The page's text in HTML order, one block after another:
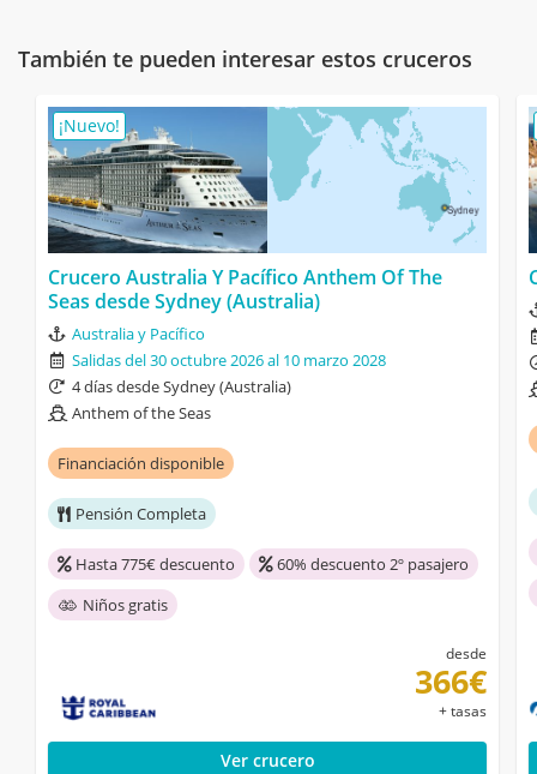
También te pueden interesar estos cruceros
¡Nuevo!
Crucero Australia Y Pacífico Anthem Of The
Seas desde Sydney (Australia)
Australia y Pacífico
Salidas del 30 octubre 2026 al 10 marzo 2028
4 días desde Sydney (Australia)
Anthem of the Seas
Financiación disponible
Pensión Completa
Hasta 775€ descuento
60% descuento 2º pasajero
Niños gratis
desde
366€
+ tasas
Ver crucero